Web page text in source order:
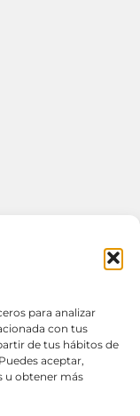
para analizar
con tus
de tus hábitos de
aceptar,
u obtener más